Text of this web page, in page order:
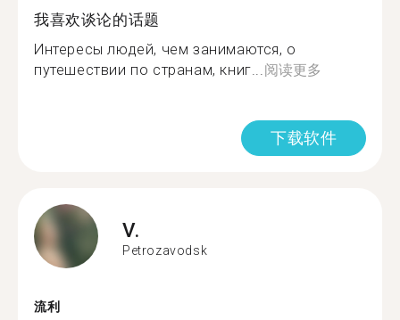
我喜欢谈论的话题
Интересы людей, чем занимаются, о
путешествии по странам, книг...阅读更多
下载软件
V.
Petrozavodsk
流利